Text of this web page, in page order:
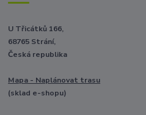
U Třicátků 166,
68765 Strání,
Česká republika
Mapa - Naplánovat trasu
(sklad e-shopu)